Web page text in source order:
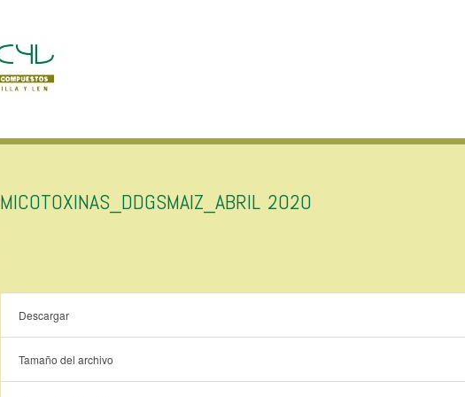
MICOTOXINAS_DDGSMAIZ_ABRIL 2020
Descargar
Tamaño del archivo